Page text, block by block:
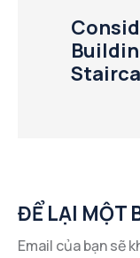
ĐỂ LẠI MỘT
Email của bạn sẽ